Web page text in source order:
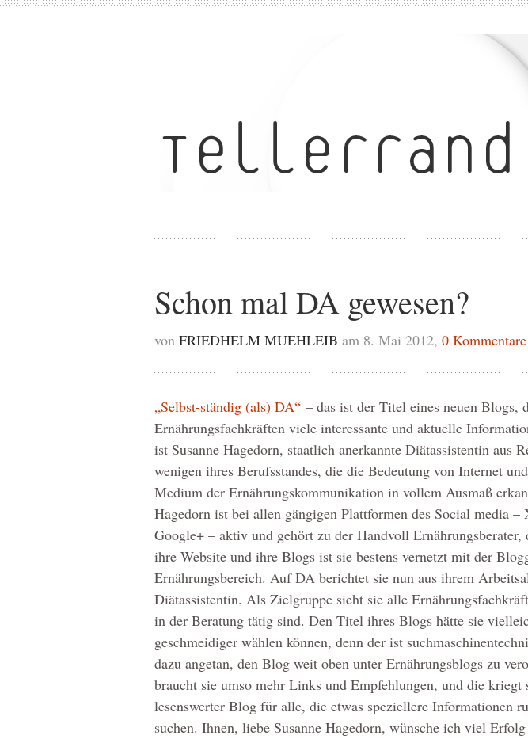
Schon mal DA gewesen?
von FRIEDHELM MUEHLEIB am 8. Mai 2012, 0 Kommentare
„Selbst-ständig (als) DA“– das ist der Titel eines neuen Blogs,
Ernährungsfachkräften viele interessante und aktuelle
ist Susanne Hagedorn, staatlich anerkannte Diätassistentin aus
wenigen ihres Berufsstandes, die die Bedeutung von Internet
Medium der Ernährungskommunikation in vollem Ausmaß
Hagedorn ist bei allen gängigen Plattformen des Social media
Google+ – aktiv und gehört zu der Handvoll
ihre Website und ihre Blogs ist sie bestens vernetzt mit der
Ernährungsbereich. Auf DA berichtet sie nun aus ihrem
Diätassistentin. Als Zielgruppe sieht sie alle
in der Beratung tätig sind. Den Titel ihres Blogs hätte sie
geschmeidiger wählen können, denn der ist
dazu angetan, den Blog weit oben unter Ernährungsblogs zu
braucht sie umso mehr Links und Empfehlungen, und die
lesenswerter Blog für alle, die etwas speziellere Informationen
suchen. Ihnen, liebe Susanne Hagedorn, wünsche ich viel